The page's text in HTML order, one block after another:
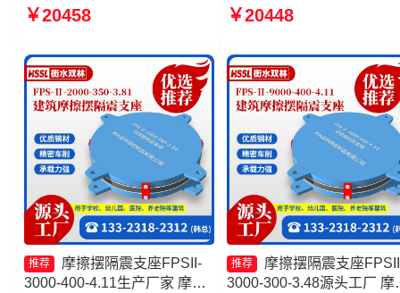
擦摆减隔震支座 摩擦摆隔震支
厂家
￥20458
3.48源头工厂 建筑摩擦隔
支座
￥20448
推荐
摩擦摆隔震支座FPSII-
3000-400-4.11生产厂家 摩擦
推荐
摩擦摆隔震支座
3000-300-3.48源头工厂 摩